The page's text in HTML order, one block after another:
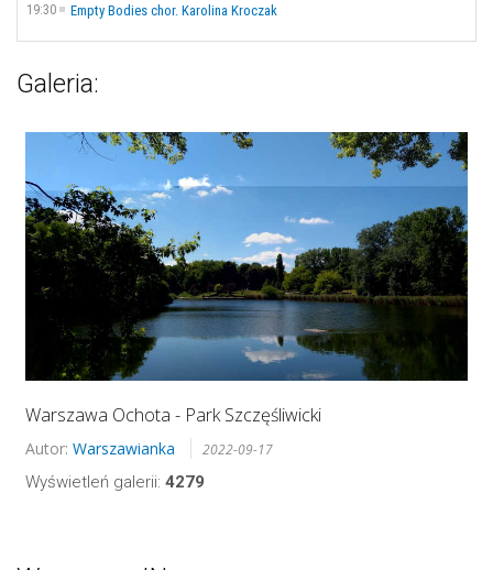
19:30 Empty Bodies chor. Karolina Kroczak
Galeria:
Warszawa Ochota - Park Szczęśliwicki
Autor: Warszawianka 2022-09-17
Wyświetleń galerii: 4279